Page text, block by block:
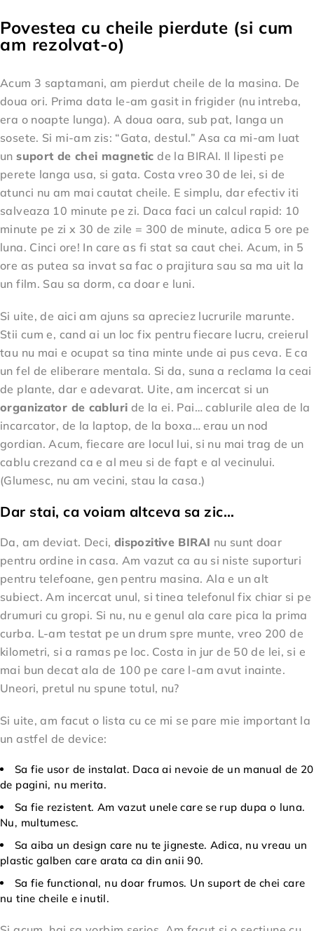
Povestea cu cheile pierdute (si cum
am rezolvat-o)
Acum 3 saptamani, am pierdut cheile de la masina. De
doua ori. Prima data le-am gasit in frigider (nu intreba,
era o noapte lunga). A doua oara, sub pat, langa un
sosete. Si mi-am zis: “Gata, destul.” Asa ca mi-am luat
unsuport de chei magnetic de la BIRAI. Il lipesti pe
perete langa usa, si gata. Costa vreo 30 de lei, si de
atunci nu am mai cautat cheile. E simplu, dar efectiv iti
salveaza 10 minute pe zi. Daca faci un calcul rapid: 10
minute pe zi x 30 de zile = 300 de minute, adica 5 ore pe
luna. Cinci ore! In care as fi stat sa caut chei. Acum, in 5
ore as putea sa invat sa fac o prajitura sau sa ma uit la
un film. Sau sa dorm, ca doar e luni.
Si uite, de aici am ajuns sa apreciez lucrurile marunte.
Stii cum e, cand ai un loc fix pentru fiecare lucru, creierul
tau nu mai e ocupat sa tina minte unde ai pus ceva. E ca
un fel de eliberare mentala. Si da, suna a reclama la ceai
de plante, dar e adevarat. Uite, am incercat si un
organizator de cabluri de la ei. Pai… cablurile alea de la
incarcator, de la laptop, de la boxa… erau un nod
gordian. Acum, fiecare are locul lui, si nu mai trag de un
cablu crezand ca e al meu si de fapt e al vecinului.
(Glumesc, nu am vecini, stau la casa.)
Dar stai, ca voiam altceva sa zic…
Da, am deviat. Deci, dispozitive BIRAI nu sunt doar
pentru ordine in casa. Am vazut ca au si niste suporturi
pentru telefoane, gen pentru masina. Ala e un alt
subiect. Am incercat unul, si tinea telefonul fix chiar si pe
drumuri cu gropi. Si nu, nu e genul ala care pica la prima
curba. L-am testat pe un drum spre munte, vreo 200 de
kilometri, si a ramas pe loc. Costa in jur de 50 de lei, si e
mai bun decat ala de 100 pe care l-am avut inainte.
Uneori, pretul nu spune totul, nu?
Si uite, am facut o lista cu ce mi se pare mie important la
un astfel de device:
Sa fie usor de instalat. Daca ai nevoie de un manual de 20
de pagini, nu merita.
Sa fie rezistent. Am vazut unele care se rup dupa o luna.
Nu, multumesc.
Sa aiba un design care nu te jigneste. Adica, nu vreau un
plastic galben care arata ca din anii 90.
Sa fie functional, nu doar frumos. Un suport de chei care
nu tine cheile e inutil.